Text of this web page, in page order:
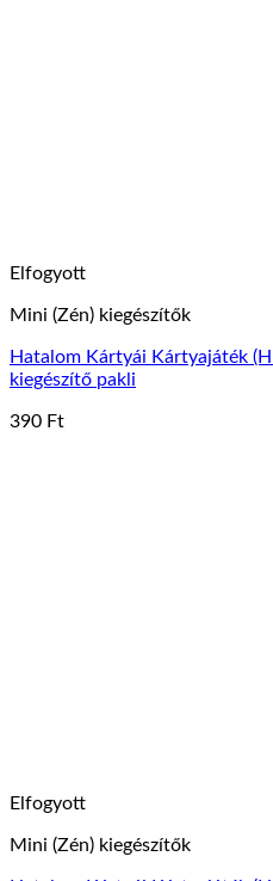
Elfogyott
Mini (Zén) kiegészítők
Hatalom Kártyái Kártyajáték
kiegészítő pakli
390 Ft
Elfogyott
Mini (Zén) kiegészítők